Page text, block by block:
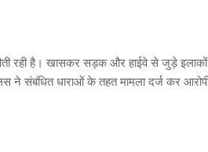
रही है। खासकर सड़क और हाईवे से जुड़े इलाकों
ने संबंधित धाराओं के तहत मामला दर्ज कर